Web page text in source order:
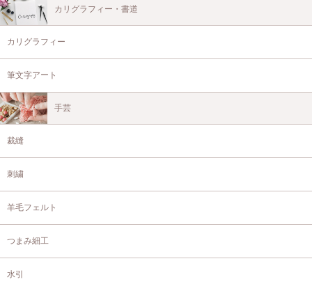
カリグラフィー・書道
カリグラフィー
筆文字アート
手芸
裁縫
刺繍
羊毛フェルト
つまみ細工
水引